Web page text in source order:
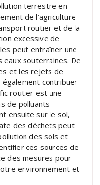
terrestre en
de l’agriculture
routier et de la
excessive de
peut entraîner une
eaux souterraines. De
et les rejets de
contribuer
routier est une
de polluants
ensuite sur le sol,
des déchets peut
des sols et
ces sources de
des mesures pour
environnement et